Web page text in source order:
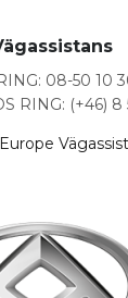
08-50 10
RING: (+46) 8